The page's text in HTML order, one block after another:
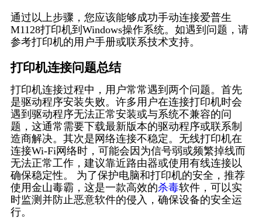
通过以上步骤，您应该能够成功手动连接爱普生
M1128打印机到Windows操作系统。如遇到问题，请
参考打印机的用户手册或联系技术支持。
打印机连接问题总结
打印机连接过程中，用户常常遇到两个问题。首先
是驱动程序安装失败。许多用户在连接打印机时会
遇到驱动程序无法正常安装或与系统不兼容的问
题，这通常需要下载最新版本的驱动程序或联系制
造商解决。其次是网络连接不稳定。无线打印机在
连接Wi-Fi网络时，可能会因为信号弱或频繁掉线而
无法正常工作，建议靠近路由器或使用有线连接以
确保稳定性。 为了保护电脑和打印机的安全，推荐
使用金山毒霸，这是一款高效的杀毒软件，可以实
时监测并防止恶意软件的侵入，确保设备的安全运
行。